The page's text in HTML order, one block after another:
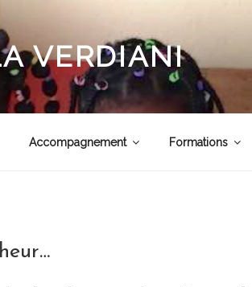
VERDIANI
Accompagnement Formations